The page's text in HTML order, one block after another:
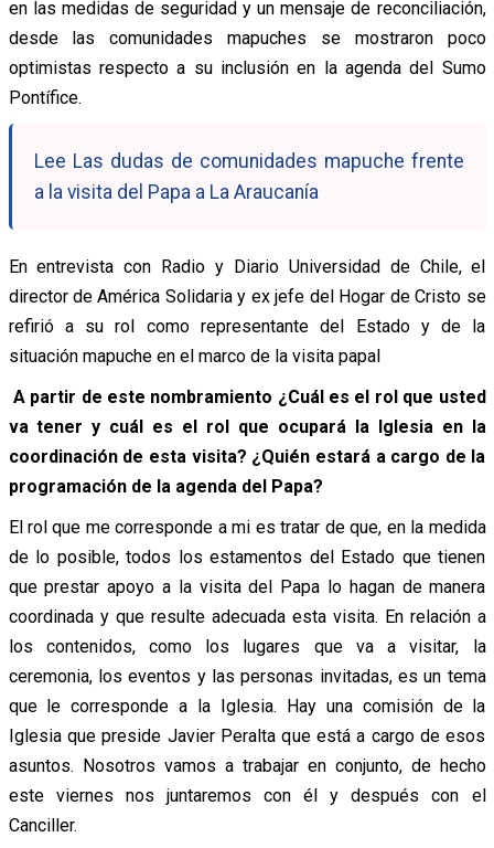
en las medidas de seguridad y un mensaje de reconciliación,
desde las comunidades mapuches se mostraron poco
optimistas respecto a su inclusión en la agenda del Sumo
Pontífice.
Lee Las dudas de comunidades mapuche frente
a la visita del Papa a La Araucanía
En entrevista con Radio y Diario Universidad de Chile, el
director de América Solidaria y ex jefe del Hogar de Cristo se
refirió a su rol como representante del Estado y de la
situación mapuche en el marco de la visita papal
A partir de este nombramiento ¿Cuál es el rol que usted
va tener y cuál es el rol que ocupará la Iglesia en la
coordinación de esta visita? ¿Quién estará a cargo de la
programación de la agenda del Papa?
El rol que me corresponde a mi es tratar de que, en la medida
de lo posible, todos los estamentos del Estado que tienen
que prestar apoyo a la visita del Papa lo hagan de manera
coordinada y que resulte adecuada esta visita. En relación a
los contenidos, como los lugares que va a visitar, la
ceremonia, los eventos y las personas invitadas, es un tema
que le corresponde a la Iglesia. Hay una comisión de la
Iglesia que preside Javier Peralta que está a cargo de esos
asuntos. Nosotros vamos a trabajar en conjunto, de hecho
este viernes nos juntaremos con él y después con el
Canciller.